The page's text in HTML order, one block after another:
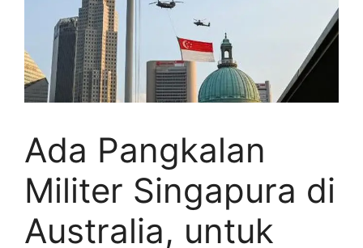
Ada Pangkalan
Militer Singapura di
Australia, untuk